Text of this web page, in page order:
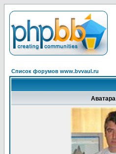
Список форумов www.bvvaul.ru
Аватара